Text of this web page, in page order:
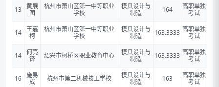
13 黄展
图
杭州市萧山区第一中等职业
学校
模具设计与
制造
164
高职单独
考试
14 王嘉
柯
杭州市萧山区第一中等职业
学校
模具设计与
制造
163.3333 高职单独
考试
14 何亮
锋
绍兴市柯桥区职业教育中心
模具设计与
制造
163.3333 高职单独
考试
16 施易
成
杭州市第二机械技工学校
模具设计与
制造
163
高职单独
考试